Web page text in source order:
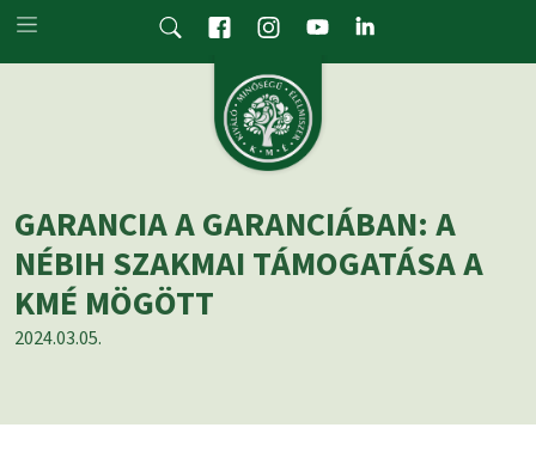
Skip to main content
GARANCIA A GARANCIÁBAN: A
NÉBIH SZAKMAI TÁMOGATÁSA A
KMÉ MÖGÖTT
2024.03.05.